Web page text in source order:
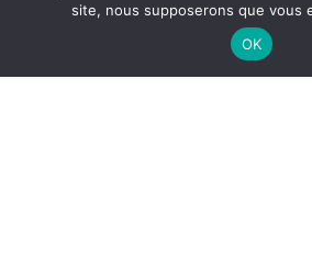
site, nous supposerons que vous
OK